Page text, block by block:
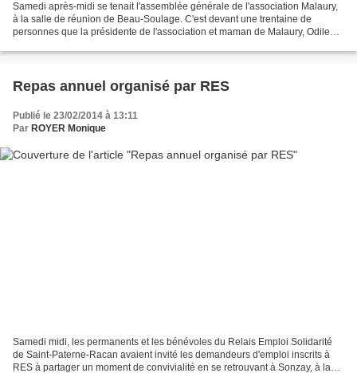
Samedi après-midi se tenait l'assemblée générale de l'association Malaury,
à la salle de réunion de Beau-Soulage. C'est devant une trentaine de
personnes que la présidente de l'association et maman de Malaury, Odile
Repas annuel organisé par RES
Publié le 23/02/2014 à 13:11
Par ROYER Monique
Samedi midi, les permanents et les bénévoles du Relais Emploi Solidarité
de Saint-Paterne-Racan avaient invité les demandeurs d'emploi inscrits à
RES à partager un moment de convivialité en se retrouvant à Sonzay, à la